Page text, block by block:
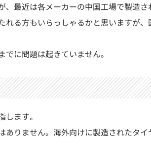
最近は各メーカーの中国工場で製造さ
る方もいらっしゃるかと思いますが、
に問題は起きていません。
します。
りません。海外向けに製造されたタイ